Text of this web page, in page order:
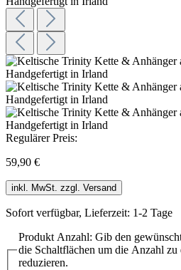
Regulärer Preis:
59,90 €
inkl. MwSt. zzgl. Versand
Sofort verfügbar, Lieferzeit: 1-2 Tage
Produkt Anzahl: Gib den
die Schaltflächen um die Anzahl zu
reduzieren.